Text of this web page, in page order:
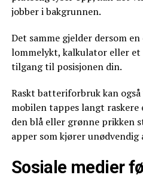
jobber i bakgrunnen.
Det samme gjelder dersom
lommelykt, kalkulator eller
tilgang til posisjonen din.
Raskt batteriforbruk kan
mobilen tappes langt
den blå eller grønne prikken
apper som kjører
Sosiale medier